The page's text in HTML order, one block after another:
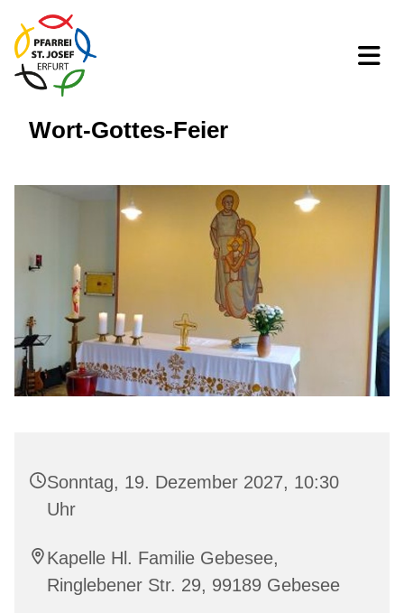
Wort-Gottes-Feier
Sonntag, 19. Dezember 2027, 10:30
Uhr
Kapelle Hl. Familie Gebesee,
Ringlebener Str. 29, 99189 Gebesee